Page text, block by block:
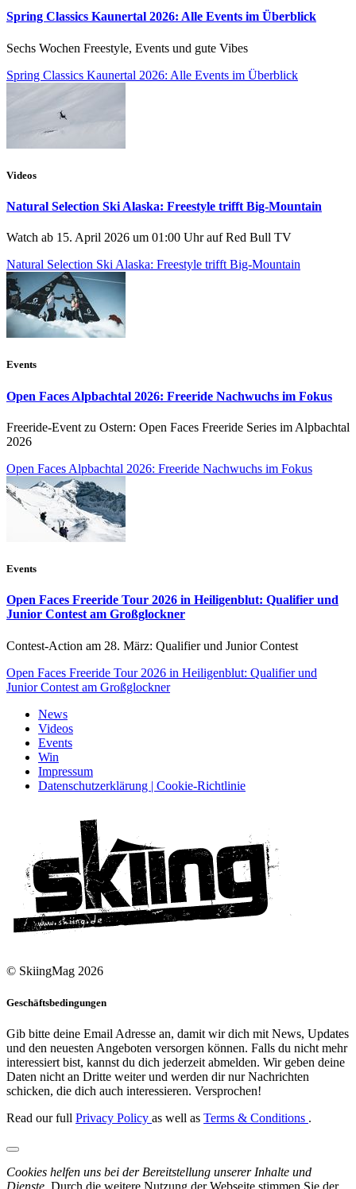
Spring Classics Kaunertal 2026: Alle Events im Überblick
Sechs Wochen Freestyle, Events und gute Vibes
Spring Classics Kaunertal 2026: Alle Events im Überblick
Videos
Natural Selection Ski Alaska: Freestyle trifft Big-Mountain
Watch ab 15. April 2026 um 01:00 Uhr auf Red Bull TV
Natural Selection Ski Alaska: Freestyle trifft Big-Mountain
Events
Open Faces Alpbachtal 2026: Freeride Nachwuchs im Fokus
Freeride-Event zu Ostern: Open Faces Freeride Series im Alpbachtal
2026
Open Faces Alpbachtal 2026: Freeride Nachwuchs im Fokus
Events
Open Faces Freeride Tour 2026 in Heiligenblut: Qualifier und
Junior Contest am Großglockner
Contest-Action am 28. März: Qualifier und Junior Contest
Open Faces Freeride Tour 2026 in Heiligenblut: Qualifier und
Junior Contest am Großglockner
News
Videos
Events
Win
Impressum
Datenschutzerklärung | Cookie-Richtlinie
© SkiingMag 2026
Geschäftsbedingungen
Gib bitte deine Email Adresse an, damit wir dich mit News, Updates
und den neuesten Angeboten versorgen können. Falls du nicht mehr
interessiert bist, kannst du dich jederzeit abmelden. Wir geben deine
Daten nicht an Dritte weiter und werden dir nur Nachrichten
schicken, die dich auch interessieren. Versprochen!
Read our full Privacy Policy as well as Terms & Conditions .
Cookies helfen uns bei der Bereitstellung unserer Inhalte und
Dienste. Durch die weitere Nutzung der Webseite stimmen Sie der